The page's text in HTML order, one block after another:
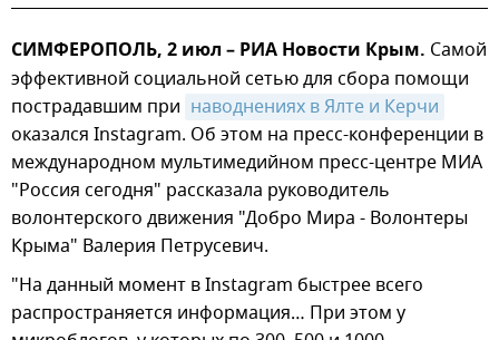
СИМФЕРОПОЛЬ, 2 июл – РИА Новости Крым. Самой
эффективной социальной сетью для сбора помощи
пострадавшим при наводнениях в Ялте и Керчи
оказался Instagram. Об этом на пресс-конференции в
международном мультимедийном пресс-центре МИА
"Россия сегодня" рассказала руководитель
волонтерского движения "Добро Мира - Волонтеры
Крыма" Валерия Петрусевич.
"На данный момент в Instagram быстрее всего
распространяется информация… При этом у